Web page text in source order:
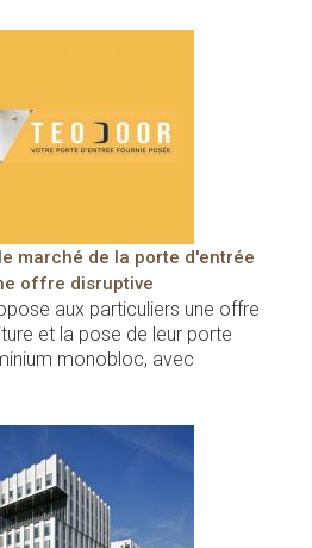
marché de la porte d'entrée
offre disruptive
aux particuliers une offre
et la pose de leur porte
monobloc, avec